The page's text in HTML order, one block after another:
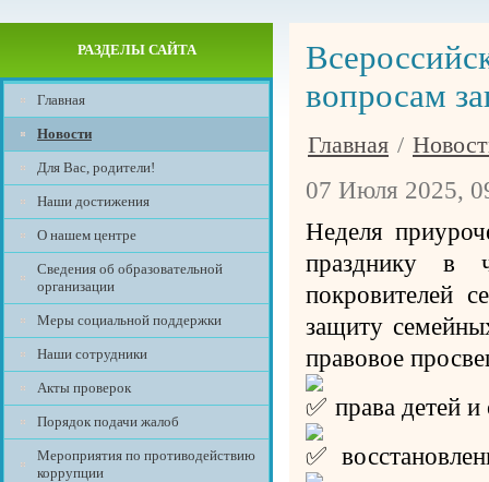
РАЗДЕЛЫ САЙТА
Главная
Новости
Для Вас, родители!
Наши достижения
О нашем центре
Сведения об образовательной
организации
Меры социальной поддержки
Наши сотрудники
Акты проверок
Порядок подачи жалоб
Мероприятия по противодействию
коррупции
вопросам
Главная /
07 Июля 2025,
Неделя
празднику в
покровителей
защиту
правовое
права детей и